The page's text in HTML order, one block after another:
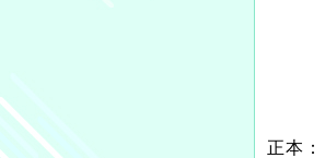
正本：